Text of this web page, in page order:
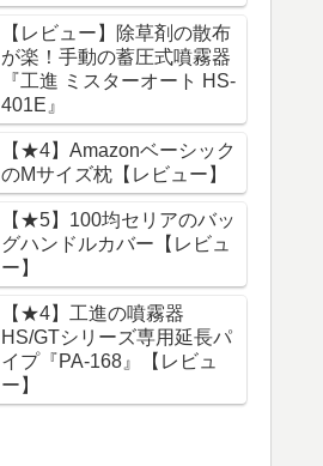
【レビュー】除草剤の散布
が楽！手動の蓄圧式噴霧器
『工進 ミスターオート HS-
401E』
【★4】Amazonベーシック
のMサイズ枕【レビュー】
【★5】100均セリアのバッ
グハンドルカバー【レビュ
ー】
【★4】工進の噴霧器
HS/GTシリーズ専用延長パ
イプ『PA-168』【レビュ
ー】